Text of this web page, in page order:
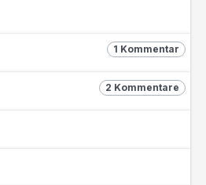
1 Kommentar
2 Kommentare